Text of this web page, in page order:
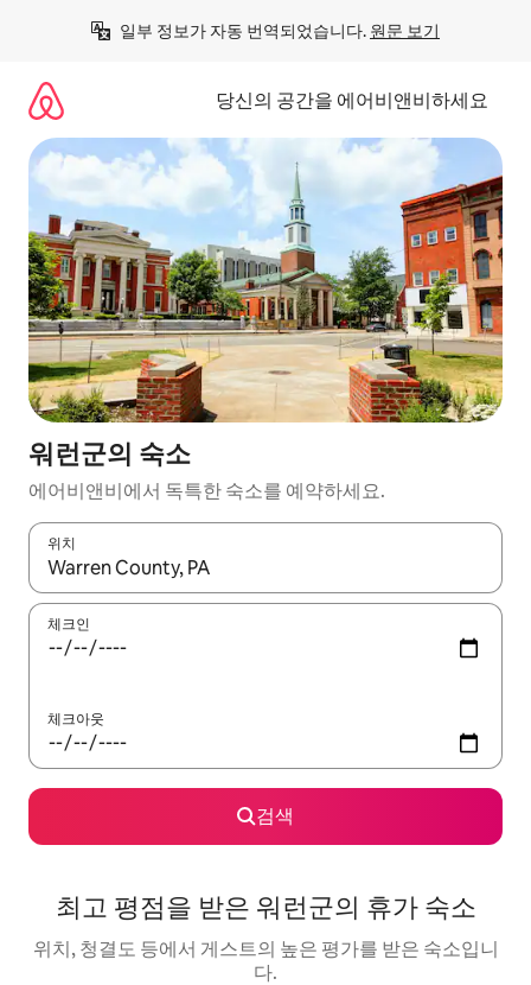
일부 정보가 자동 번역되었습니다. 원문 보기
당신의 공간을 에어비앤비하세요
워런군의 숙소
에어비앤비에서 독특한 숙소를 예약하세요.
위치
결과가 나오면 위·아래 화살표 키를 사용하거나 터치 또는 스와이
체크인
체크아웃
검색
최고 평점을 받은 워런군의 휴가 숙소
위치, 청결도 등에서 게스트의 높은 평가를 받은 숙소입니
다.